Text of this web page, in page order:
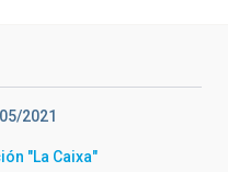
2021
"La Caixa"